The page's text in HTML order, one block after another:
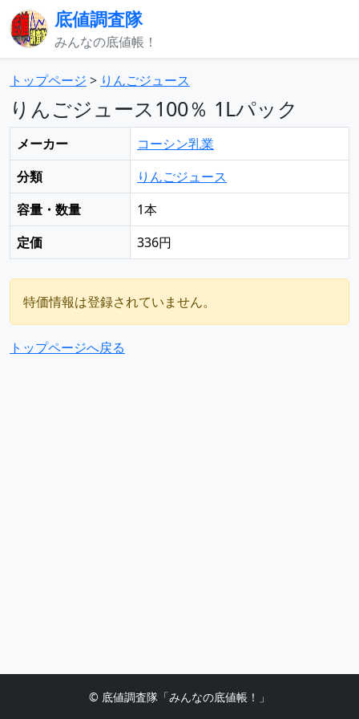
底値調査隊
みんなの底値帳！
トップページ > りんごジュース
りんごジュース100％ 1Lパック
メーカー
コーシン乳業
分類
りんごジュース
容量・数量
1本
定価
336円
特価情報は登録されていません。
トップページへ戻る
© 底値調査隊「みんなの底値帳！」